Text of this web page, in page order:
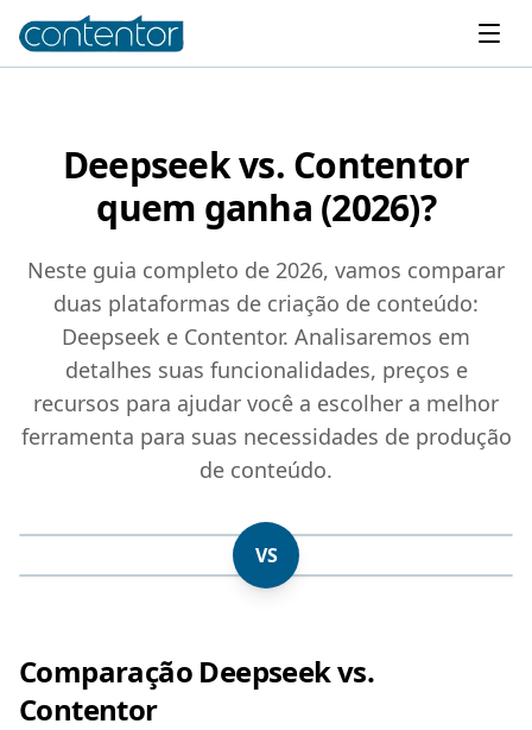
Deepseek vs. Contentor
quem ganha (2026)?
Neste guia completo de 2026, vamos comparar
duas plataformas de criação de conteúdo:
Deepseek e Contentor. Analisaremos em
detalhes suas funcionalidades, preços e
recursos para ajudar você a escolher a melhor
ferramenta para suas necessidades de produção
de conteúdo.
VS
Comparação Deepseek vs.
Contentor